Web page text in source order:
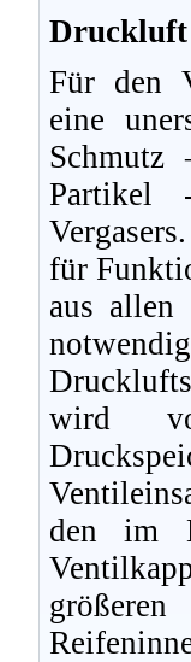
Druckluft
Für den
eine
Partikel
für
aus allen
wird
den im